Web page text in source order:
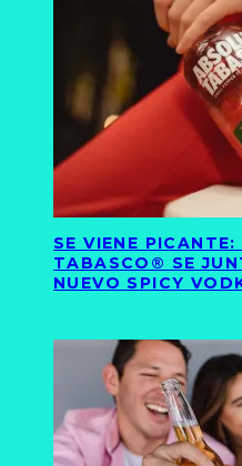
SE VIENE
TABASCO® SE
NUEVO SPICY